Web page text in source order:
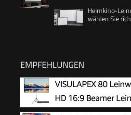
Heimkino-
wählen Sie
EMPFEHLUNGEN
VISULAPEX 80
HD 16:9 Beamer
Projector Screen, Leicht und